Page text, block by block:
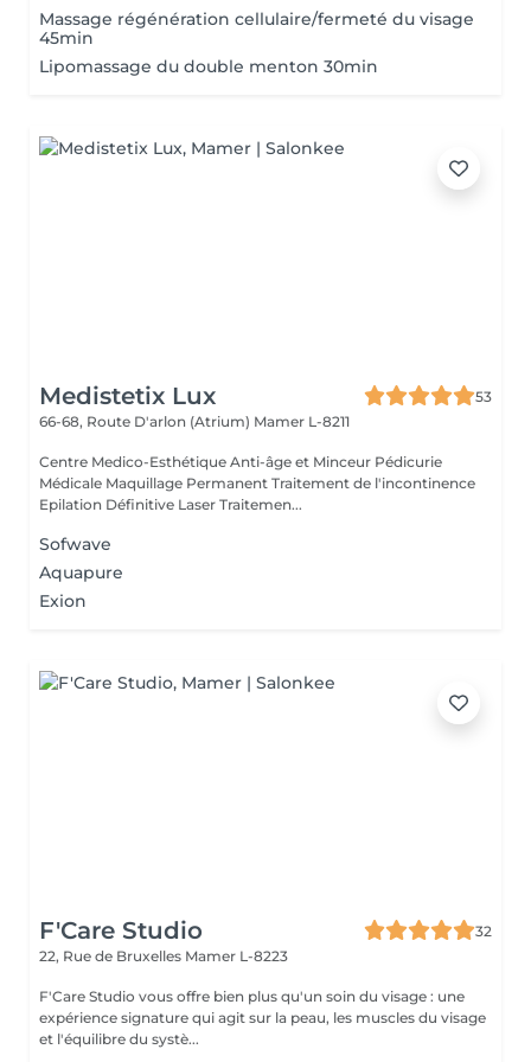
Massage régénération cellulaire/fermeté du visage
45min
Lipomassage du double menton 30min
Medistetix Lux
53
66-68, Route D'arlon (Atrium) Mamer L-8211
Centre Medico-Esthétique Anti-âge et Minceur Pédicurie
Médicale Maquillage Permanent Traitement de l'incontinence
Epilation Définitive Laser Traitemen...
Sofwave
Aquapure
Exion
F'Care Studio
32
22, Rue de Bruxelles Mamer L-8223
F'Care Studio vous offre bien plus qu'un soin du visage : une
expérience signature qui agit sur la peau, les muscles du visage
et l'équilibre du systè...